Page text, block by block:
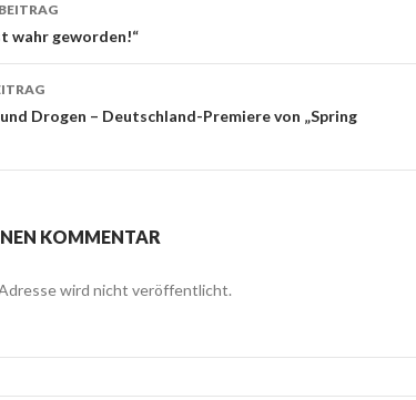
wahr geworden!“
Drogen – Deutschland-Premiere von „Spring
KOMMENTAR
wird nicht veröffentlicht.